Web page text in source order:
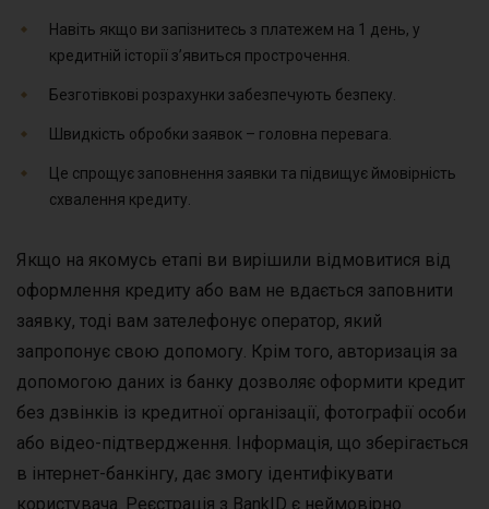
Навіть якщо ви запізнитесь з платежем на 1 день, у
кредитній історії з’явиться прострочення.
Безготівкові розрахунки забезпечують безпеку.
Швидкість обробки заявок – головна перевага.
Це спрощує заповнення заявки та підвищує ймовірність
схвалення кредиту.
Якщо на якомусь етапі ви вирішили відмовитися від
оформлення кредиту або вам не вдається заповнити
заявку, тоді вам зателефонує оператор, який
запропонує свою допомогу. Крім того, авторизація за
допомогою даних із банку дозволяє оформити кредит
без дзвінків із кредитної організації, фотографії особи
або відео-підтвердження. Інформація, що зберігається
в інтернет-банкінгу, дає змогу ідентифікувати
користувача. Реєстрація з BankID є неймовірно